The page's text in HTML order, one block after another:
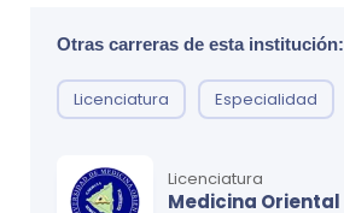
Otras carreras de esta institución:
Licenciatura Especialidad
Licenciatura
Medicina Oriental